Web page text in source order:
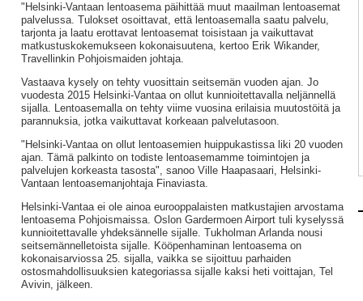
"Helsinki-Vantaan lentoasema päihittää muut maailman lentoasemat
palvelussa. Tulokset osoittavat, että lentoasemalla saatu palvelu,
tarjonta ja laatu erottavat lentoasemat toisistaan ja vaikuttavat
matkustuskokemukseen kokonaisuutena, kertoo Erik Wikander,
Travellinkin Pohjoismaiden johtaja.
Vastaava kysely on tehty vuosittain seitsemän vuoden ajan. Jo
vuodesta 2015 Helsinki-Vantaa on ollut kunnioitettavalla neljännellä
sijalla. Lentoasemalla on tehty viime vuosina erilaisia muutostöitä ja
parannuksia, jotka vaikuttavat korkeaan palvelutasoon.
"Helsinki-Vantaa on ollut lentoasemien huippukastissa liki 20 vuoden
ajan. Tämä palkinto on todiste lentoasemamme toimintojen ja
palvelujen korkeasta tasosta", sanoo Ville Haapasaari, Helsinki-
Vantaan lentoasemanjohtaja Finaviasta.
Helsinki-Vantaa ei ole ainoa eurooppalaisten matkustajien arvostama
lentoasema Pohjoismaissa. Oslon Gardermoen Airport tuli kyselyssä
kunnioitettavalle yhdeksännelle sijalle. Tukholman Arlanda nousi
seitsemännelletoista sijalle. Kööpenhaminan lentoasema on
kokonaisarviossa 25. sijalla, vaikka se sijoittuu parhaiden
ostosmahdollisuuksien kategoriassa sijalle kaksi heti voittajan, Tel
Avivin, jälkeen.